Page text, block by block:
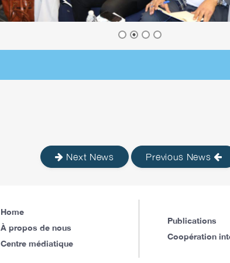
Next News Previous News
Home
À propos de nous
Centre médiatique
Publications
Coopération